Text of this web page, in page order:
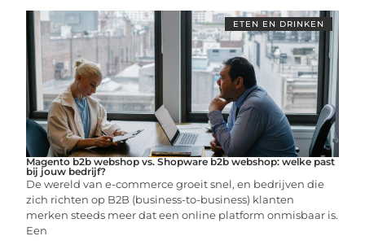
ETEN EN DRINKEN
Magento b2b webshop vs. Shopware b2b webshop: welke past
bij jouw bedrijf?
De wereld van e-commerce groeit snel, en bedrijven die
zich richten op B2B (business-to-business) klanten
merken steeds meer dat een online platform onmisbaar is.
Een